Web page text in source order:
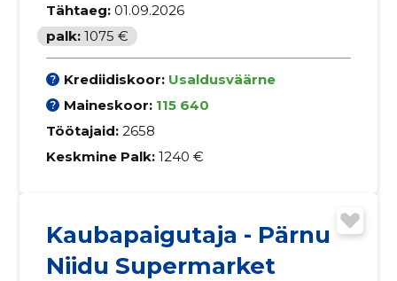
Tähtaeg: 01.09.2026
palk: 1075 €
Krediidiskoor: Usaldusväärne
Maineskoor: 115 640
Töötajaid: 2658
Keskmine Palk: 1240 €
Kaubapaigutaja - Pärnu
Niidu Supermarket